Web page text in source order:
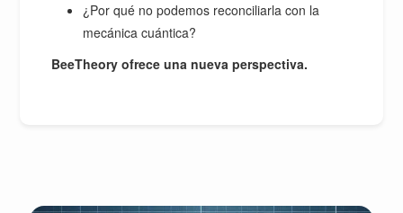
¿Por qué no podemos reconciliarla con la
mecánica cuántica?
BeeTheory ofrece una nueva perspectiva.